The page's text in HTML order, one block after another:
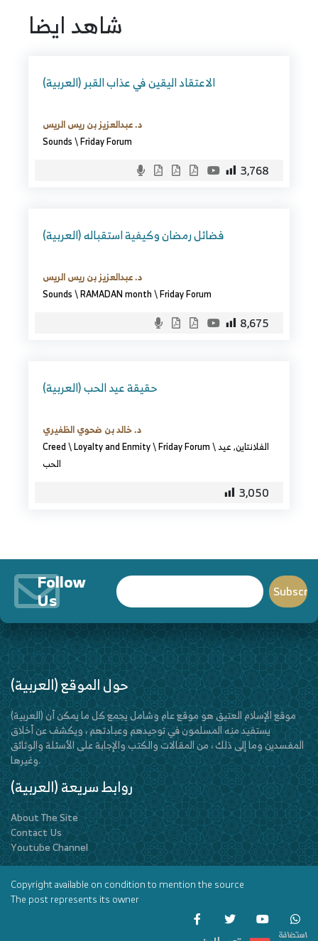
شاهد ايضا
(العربية) الاعتقاد اليقين في عذاب القبر
د. عبدالعزيز بن ريس الريس
Sounds\Friday Forum
3,768
(العربية) فضائل رمضان وكيفية استقباله
د. عبدالعزيز بن ريس الريس
Sounds\RAMADAN month\Friday Forum
8,675
(العربية) حقيقة عيد الحب
د. خالد بن ضحوي الظفيري
Creed\Loyalty and Enmity\Friday Forum\ الفلانتاين,عيد
الحب
3,050
Follow
Us
(العربية) حول الموقع
(العربية) موقع الإسلام العتيق هو موقع عام وشامل يجمع كل ما يمكن أن
يستفيد منه المسلمون في توحيدهم وعبادتهم ، ويكشف عن أخلاق
المفسدين وما إلى ذلك ، من المقالات والكتب والإجابة على الأسئلة والوثائق
وغيرها.
(العربية) روابط سريعة
About The Site
Contact Us
Youtube Channel
Copyright available on condition to mention the source
The post represents its owner